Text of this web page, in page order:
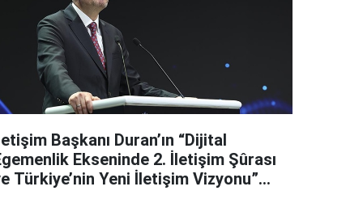
Başkanı Duran’ın “Dijital
Ekseninde 2. İletişim Şûrası
Türkiye’nin Yeni İletişim Vizyonu”